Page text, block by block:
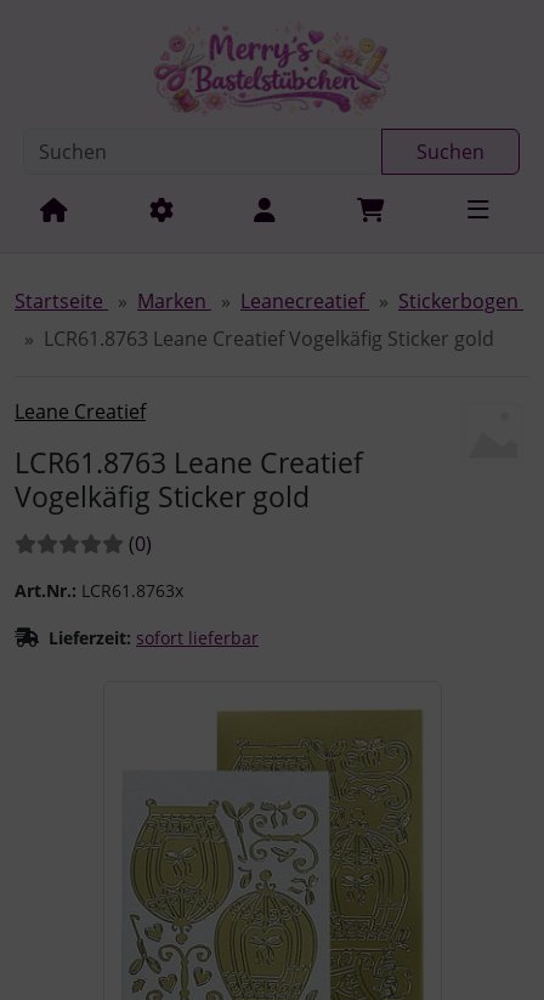
Springe zur Navigation
Suchen
Startseite Marken Leanecreatief
Stickerbogen
LCR61.8763 Leane Creatief Vogelkäfig Sticker gold
Leane Creatief
LCR61.8763 Leane Creatief
Vogelkäfig Sticker gold
Bewertungen:
(0Bewertungen
)
Art.Nr.: LCR61.8763x
Lieferzeit: sofort lieferbar